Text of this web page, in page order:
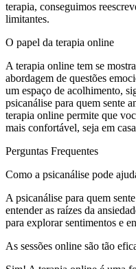
terapia, conseguimos
limitantes.
O papel da terapia online
A terapia online tem se
abordagem de questões
um espaço de acolhimento,
psicanálise para quem sente
terapia online permite que
mais confortável, seja em
Perguntas Frequentes
Como a psicanálise pode
A psicanálise para quem
entender as raízes da
para explorar sentimentos e
As sessões online são tão